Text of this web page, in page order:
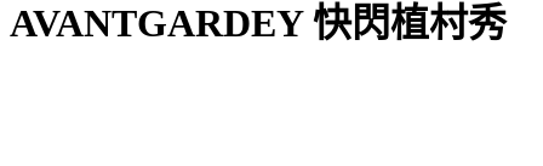
AVANTGARDEY 快閃植村秀